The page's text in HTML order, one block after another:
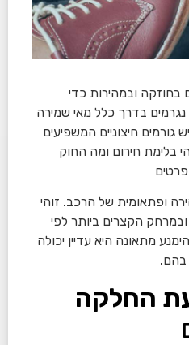
בחוזקה ובמהירות כדי
בדרך כלל מאי שמירה
חיצוניים המשפיעים
בלימת חירום ומה החוק
ופתאומית של הרכב. זוהי
הקצרים ביותר לפי
מתאונה היא עדיין יכולה
בהם.
החלקה